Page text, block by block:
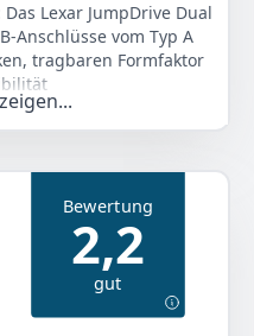
Lexar JumpDrive Dual
Anschlüsse vom Typ A
tragbaren Formfaktor
von bis zu 100 MB/s:
kann die Leistung je
Lexar D40E USB-
Metallgehäuse, hält
C (32 ° F bis 122 ° F)
von 70,4 x
Bewertung
2,2
gut